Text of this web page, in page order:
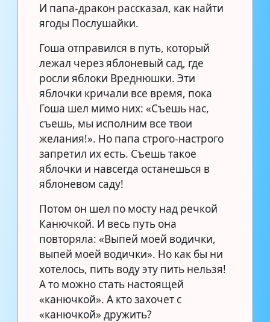
И папа-дракон рассказал, как найти
ягоды Послушайки.
Гоша отправился в путь, который
лежал через яблоневый сад, где
росли яблоки Вреднюшки. Эти
яблочки кричали все время, пока
Гоша шел мимо них: «Съешь нас,
съешь, мы исполним все твои
желания!». Но папа строго-настрого
запретил их есть. Съешь такое
яблочки и навсегда останешься в
яблоневом саду!
Потом он шел по мосту над речкой
Канючкой. И весь путь она
повторяла: «Выпей моей водички,
выпей моей водички». Но как бы ни
хотелось, пить воду эту пить нельзя!
А то можно стать настоящей
«канючкой». А кто захочет с
«канючкой» дружить?